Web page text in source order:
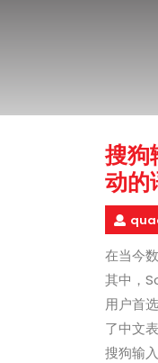
搜狗
动的
在当今
其中，
用户首
了中文
搜狗输